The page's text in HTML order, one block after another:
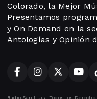
Colorado, la Mejor
Presentamos
y On Demand en la
Antologías y Opinión
Radio San Luis. Todos los